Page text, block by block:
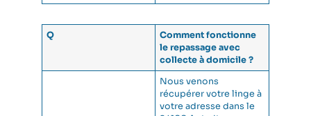
Q
Comment fonctionne
le repassage avec
collecte à domicile ?
Nous venons
récupérer votre linge à
votre adresse dans le